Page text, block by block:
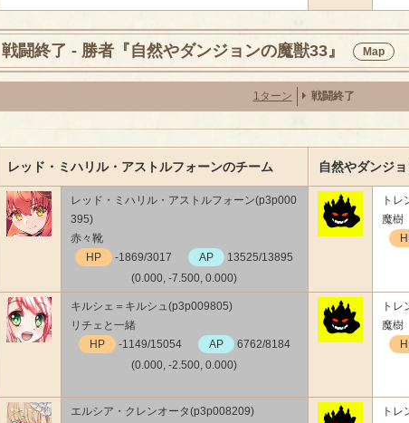
戦闘終了 - 勝者『自然やダンジョンの魔獣33』 Map
1ターン 戦闘終了
レッド・ミハリル・アストルフォーンのチーム 自然やダンジ
レッド・ミハリル・アストルフォーン(p3p000
395)
赤々靴
HP
-1869/3017 AP
13525/13895
(0.000, -7.500, 0.000)
トレ
魔樹
キルシェ＝キルシュ(p3p009805)
リチェと一緒
HP
-1149/15054 AP
6762/8184
(0.000, -2.500, 0.000)
トレ
魔樹
エルシア・クレンオータ(p3p008209)
トレ